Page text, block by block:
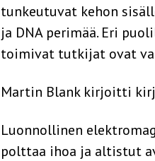
tunkeutuvat kehon
ja DNA perimää. Eri
toimivat tutkijat ovat
Martin Blank kirjoitti
Luonnollinen
polttaa ihoa ja altistut